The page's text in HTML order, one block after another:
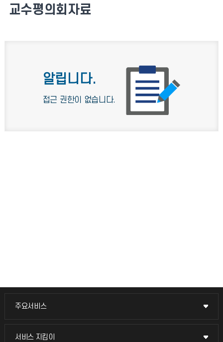
교수평의회자료
알립니다.
접근 권한이 없습니다.
주요서비스
주요서비스
교무회의방송
서비스 지킴이
서비스 지킴이